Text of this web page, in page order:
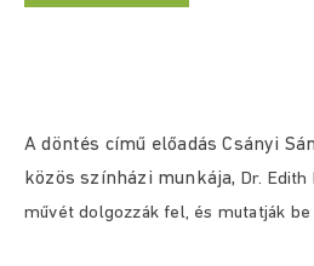
A döntés című előadás Csányi
közös színházi munkája, Dr. Edith
művét dolgozzák fel, és mutatják be